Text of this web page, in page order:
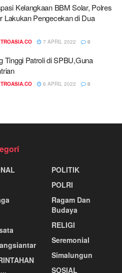
Kelangkaan BBM Solar, Polres
Lakukan Pengecekan di Dua
7 APRIL 2022 0
Tinggi Patroli di SPBU,Guna
6 APRIL 2022 0
POLITIK
POLRI
Ragam Dan
Budaya
RELIGI
Seremonial
Simalungun
SOSIAL